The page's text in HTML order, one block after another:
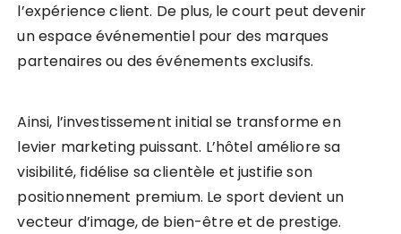
l’expérience client. De plus, le court peut devenir
un espace événementiel pour des marques
partenaires ou des événements exclusifs.
Ainsi, l’investissement initial se transforme en
levier marketing puissant. L’hôtel améliore sa
visibilité, fidélise sa clientèle et justifie son
positionnement premium. Le sport devient un
vecteur d’image, de bien-être et de prestige.